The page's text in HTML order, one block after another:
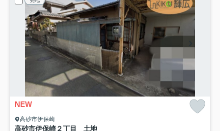
NEW
高砂市伊保崎
高砂市伊保崎２丁目 土地